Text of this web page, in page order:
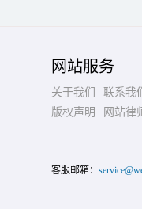
网站服务
关于我们 联系我们
版权声明
网站律
客服邮箱：